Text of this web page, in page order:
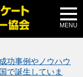
MENU
功事例やノウハウ
で誕生していま